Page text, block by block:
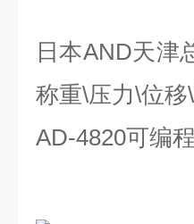
日本AND天津
称重\压力\位
AD-4820可编